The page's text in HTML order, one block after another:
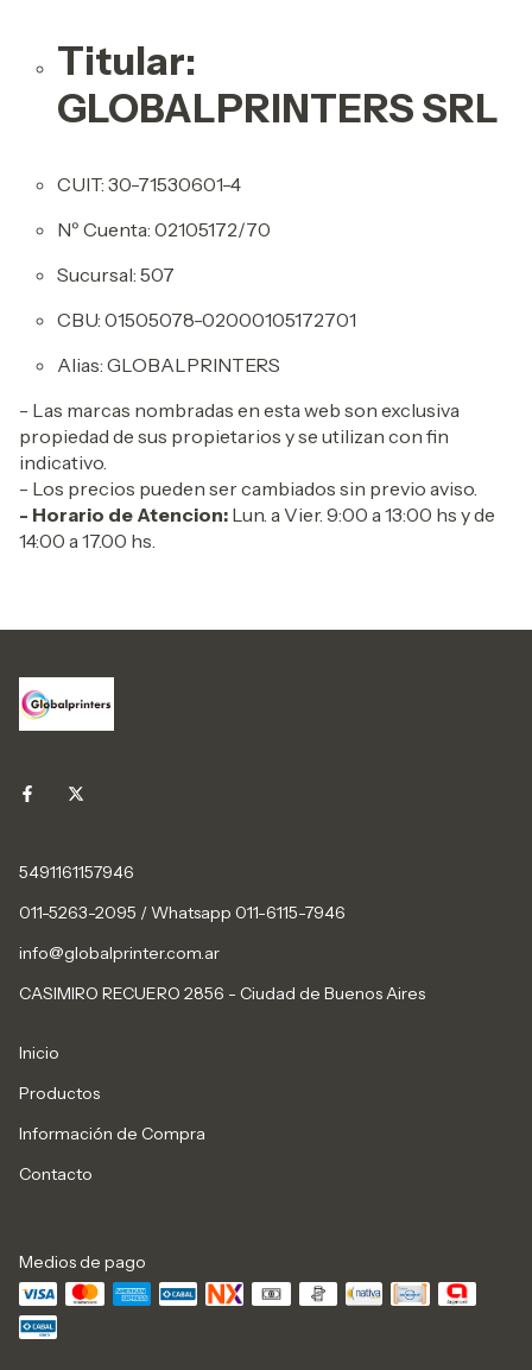
Titular:
GLOBALPRINTERS SRL
CUIT: 30-71530601-4
Nº Cuenta: 02105172/70
Sucursal: 507
CBU: 01505078-02000105172701
Alias: GLOBALPRINTERS
- Las marcas nombradas en esta web son exclusiva
propiedad de sus propietarios y se utilizan con fin
indicativo.
- Los precios pueden ser cambiados sin previo aviso.
- Horario de Atencion: Lun. a Vier. 9:00 a 13:00 hs y de
14:00 a 17.00 hs.
5491161157946
011-5263-2095 / Whatsapp 011-6115-7946
info@globalprinter.com.ar
CASIMIRO RECUERO 2856 - Ciudad de Buenos Aires
Inicio
Productos
Información de Compra
Contacto
Medios de pago